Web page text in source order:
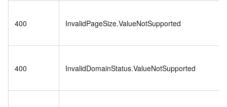
400 InvalidPageSize.ValueNotSupported
400 InvalidDomainStatus.ValueNotSupported